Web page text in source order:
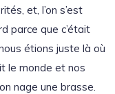
et, l’on s’est
parce que c’était
étions juste là où
le monde et nos
nage une brasse.